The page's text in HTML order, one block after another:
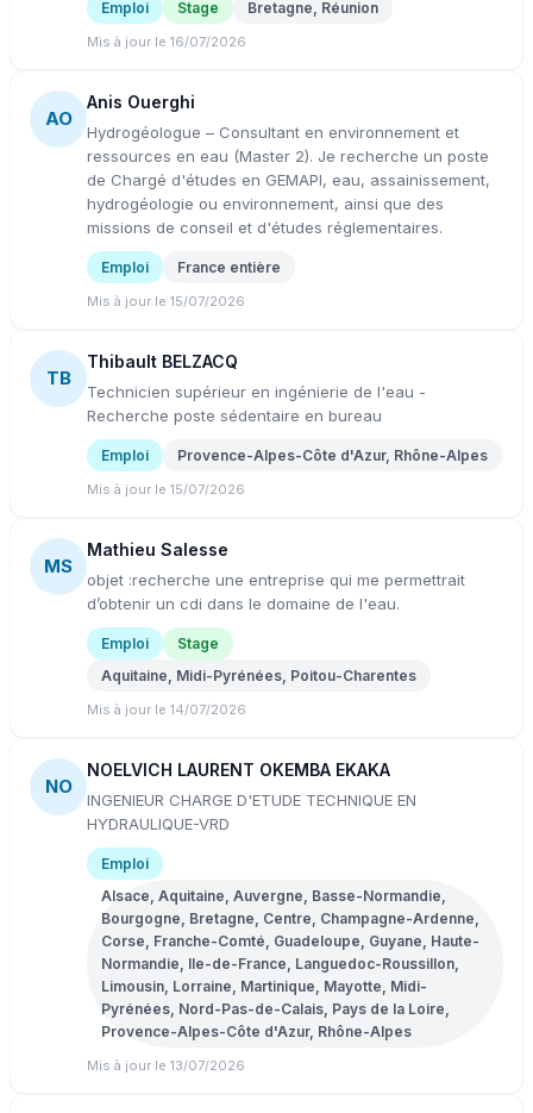
Emploi Stage Bretagne, Réunion
Mis à jour le 16/07/2026
AO
Anis Ouerghi
Hydrogéologue – Consultant en environnement et
ressources en eau (Master 2). Je recherche un poste
de Chargé d'études en GEMAPI, eau, assainissement,
hydrogéologie ou environnement, ainsi que des
missions de conseil et d'études réglementaires.
Emploi France entière
Mis à jour le 15/07/2026
TB
Thibault BELZACQ
Technicien supérieur en ingénierie de l'eau -
Recherche poste sédentaire en bureau
Emploi Provence-Alpes-Côte d'Azur, Rhône-Alpes
Mis à jour le 15/07/2026
MS
Mathieu Salesse
objet :recherche une entreprise qui me permettrait
d’obtenir un cdi dans le domaine de l'eau.
Emploi
Stage
Aquitaine, Midi-Pyrénées, Poitou-Charentes
Mis à jour le 14/07/2026
NO
NOELVICH LAURENT OKEMBA EKAKA
INGENIEUR CHARGE D'ETUDE TECHNIQUE EN
HYDRAULIQUE-VRD
Emploi
Alsace, Aquitaine, Auvergne, Basse-Normandie,
Bourgogne, Bretagne, Centre, Champagne-Ardenne,
Corse, Franche-Comté, Guadeloupe, Guyane, Haute-
Normandie, Ile-de-France, Languedoc-Roussillon,
Limousin, Lorraine, Martinique, Mayotte, Midi-
Pyrénées, Nord-Pas-de-Calais, Pays de la Loire,
Provence-Alpes-Côte d'Azur, Rhône-Alpes
Mis à jour le 13/07/2026